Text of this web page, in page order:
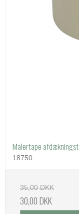
Malertape
18750
35,00 DKK
30,00 DKK